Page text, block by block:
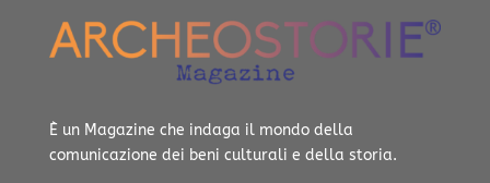
È un Magazine che indaga il mondo della
comunicazione dei beni culturali e della storia.